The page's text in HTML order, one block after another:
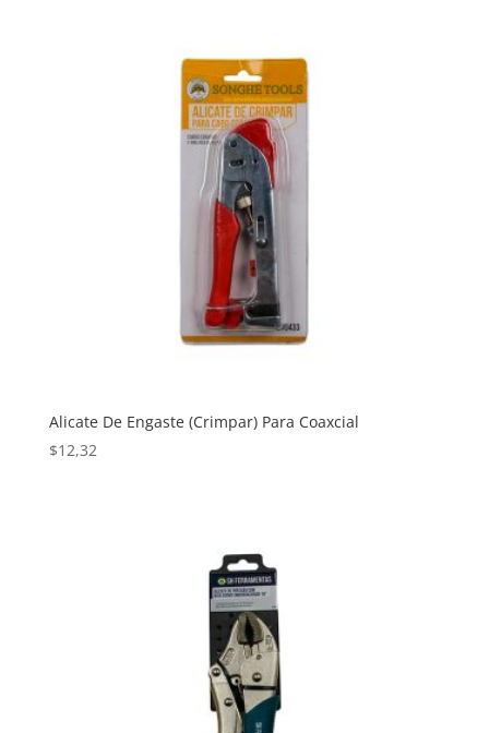
Alicate De Engaste (Crimpar) Para Coaxcial
$12,32